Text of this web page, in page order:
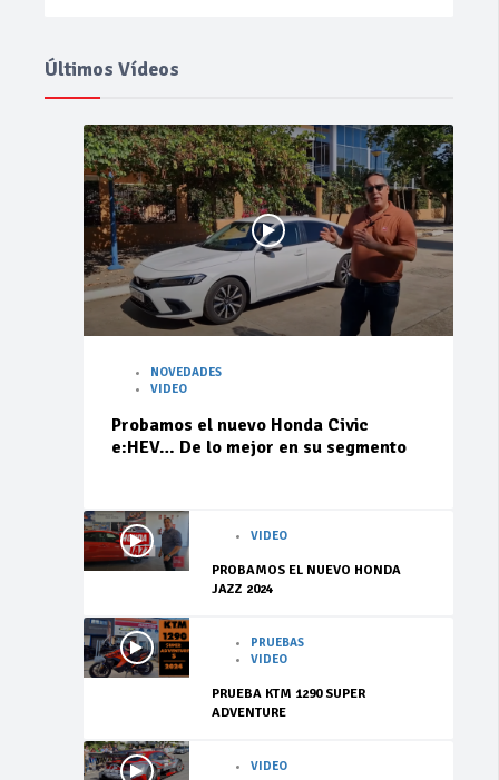
Últimos Vídeos
NOVEDADES
VIDEO
Probamos el nuevo Honda Civic
e:HEV… De lo mejor en su segmento
VIDEO
PROBAMOS EL NUEVO HONDA
JAZZ 2024
PRUEBAS
VIDEO
PRUEBA KTM 1290 SUPER
ADVENTURE
VIDEO